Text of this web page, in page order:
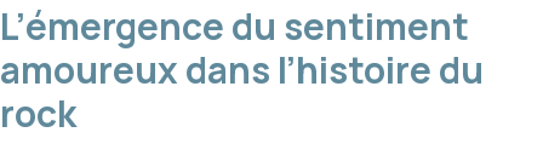
L’émergence du sentiment
amoureux dans l’histoire du
rock